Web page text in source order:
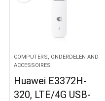
COMPUTERS, ONDERDELEN AND
ACCESSOIRES
Huawei E3372H-
320, LTE/4G USB-